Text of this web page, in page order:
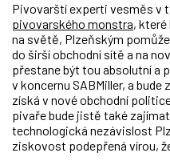
Pivovarští experti vesměs v
pivovarského monstra,
na světě, Plzeňským
do širší obchodní sítě a na
přestane být tou absolutní a
v koncernu SABMiller, a
získá v nové obchodní
pivaře bude jistě také
technologická nezávislost
ziskovost podepřená vírou,